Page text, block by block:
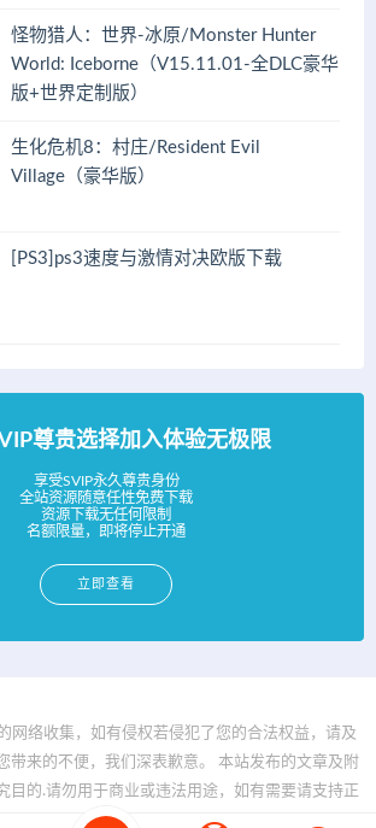
怪物猎人：世界-冰原/Monster Hunter
World: Iceborne（V15.11.01-全DLC豪华
版+世界定制版）
生化危机8：村庄/Resident Evil
Village（豪华版）
[PS3]ps3速度与激情对决欧版下载
尊贵选择加入体验无极限
享受SVIP永久尊贵身份
全站资源随意任性免费下载
资源下载无任何限制
名额限量，即将停止开通
立即查看
网络收集，如有侵权若侵犯了您的合法权益，请及
带来的不便，我们深表歉意。 本站发布的文章及附
目的.请勿用于商业或违法用途，如有需要请支持正
- www.bfya.com All rights reserved